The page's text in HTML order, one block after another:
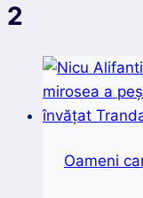
2
Oameni